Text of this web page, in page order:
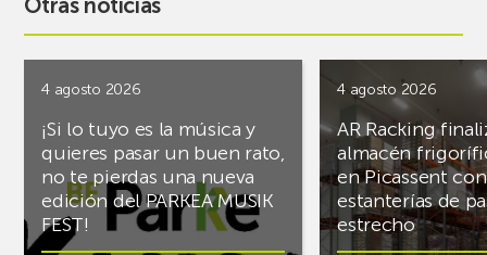
Otras noticias
4 agosto 2026
¡Si lo tuyo es la música y
quieres pasar un buen rato,
no te pierdas una nueva
edición del PARKEA MUSIK
FEST!
4 agosto 2026
AR Racking
almacén
en Picassent con
estanterías de
estrecho